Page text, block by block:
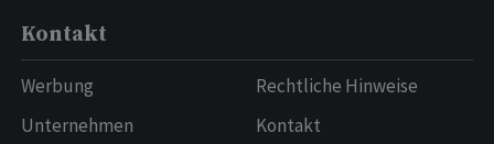
Kontakt
Werbung
Unternehmen
Rechtliche Hinweise
Kontakt